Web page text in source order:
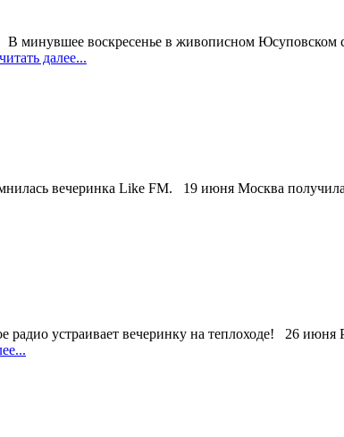
минувшее воскресенье в живописном Юсуповском
далее...
вечеринка Like FM. 19 июня Москва
радио устраивает вечеринку на теплоходе! 26